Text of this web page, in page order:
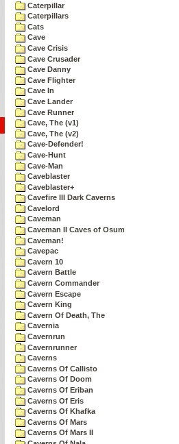
Caterpillar
Caterpillars
Cats
Cave
Cave Crisis
Cave Crusader
Cave Danny
Cave Flighter
Cave In
Cave Lander
Cave Runner
Cave, The (v1)
Cave, The (v2)
Cave-Defender!
Cave-Hunt
Cave-Man
Caveblaster
Caveblaster+
Cavefire III Dark Caverns
Cavelord
Caveman
Caveman II Caves of Osum
Caveman!
Cavepac
Cavern 10
Cavern Battle
Cavern Commander
Cavern Escape
Cavern King
Cavern Of Death, The
Cavernia
Cavernrun
Cavernrunner
Caverns
Caverns Of Callisto
Caverns Of Doom
Caverns Of Eriban
Caverns Of Eris
Caverns Of Khafka
Caverns Of Mars
Caverns Of Mars II